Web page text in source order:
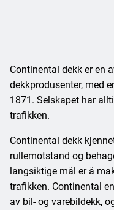
Continental dekk er en
dekkprodusenter, med
1871. Selskapet har
trafikken.
Continental dekk
rullemotstand og
langsiktige mål er å
trafikken. Continental
av bil- og varebildekk,